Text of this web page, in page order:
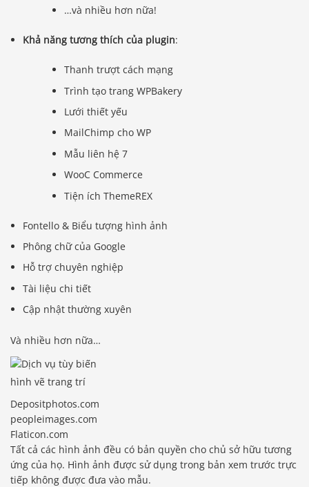
…và nhiều hơn nữa!
Khả năng tương thích của plugin:
Thanh trượt cách mạng
Trình tạo trang WPBakery
Lưới thiết yếu
MailChimp cho WP
Mẫu liên hệ 7
WooC Commerce
Tiện ích ThemeREX
Fontello & Biểu tượng hình ảnh
Phông chữ của Google
Hỗ trợ chuyên nghiệp
Tài liệu chi tiết
Cập nhật thường xuyên
Và nhiều hơn nữa…
hình vẽ trang trí
Depositphotos.com
peopleimages.com
Flaticon.com
Tất cả các hình ảnh đều có bản quyền cho chủ sở hữu tương
ứng của họ. Hình ảnh được sử dụng trong bản xem trước trực
tiếp không được đưa vào mẫu.